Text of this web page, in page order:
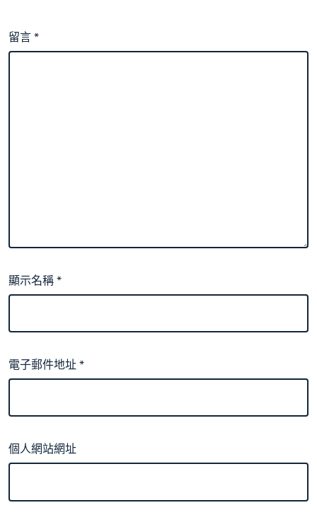
留言*
顯示名稱*
電子郵件地址*
個人網站網址